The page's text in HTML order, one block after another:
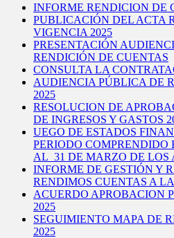
INFORME RENDICION DE
PUBLICACIÓN DEL ACTA
VIGENCIA 2025
PRESENTACIÓN
RENDICIÓN DE CUENTAS
CONSULTA LA
AUDIENCIA PÚBLICA DE
2025
RESOLUCION DE
DE INGRESOS Y GASTOS
UEGO DE ESTADOS
PERIODO COMPRENDIDO
AL 31 DE MARZO DE LOS
INFORME DE GESTIÓN Y
RENDIMOS CUENTAS A
ACUERDO APROBACION
2025
SEGUIMIENTO MAPA DE
2025